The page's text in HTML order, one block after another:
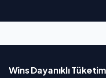
Wins Dayanıklı